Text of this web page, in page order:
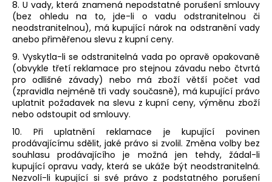
8. U vady, která znamená nepodstatné porušení smlouvy
(bez ohledu na to, jde-li o vadu odstranitelnou či
neodstranitelnou), má kupující nárok na odstranění vady
anebo přiměřenou slevu z kupní ceny.
9. Vyskytla-li se odstranitelná vada po opravě opakovaně
(obvykle třetí reklamace pro stejnou závadu nebo čtvrtá
pro odlišné závady) nebo má zboží větší počet vad
(zpravidla nejméně tři vady současně), má kupující právo
uplatnit požadavek na slevu z kupní ceny, výměnu zboží
nebo odstoupit od smlouvy.
10. Při uplatnění reklamace je kupující povinen
prodávajícímu sdělit, jaké právo si zvolil. Změna volby bez
souhlasu prodávajícího je možná jen tehdy, žádal-li
kupující opravu vady, která se ukáže být neodstranitelná.
Nezvolí-li kupující si své právo z podstatného porušení